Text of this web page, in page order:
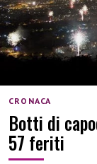
CRONACA
Botti di
57 feriti